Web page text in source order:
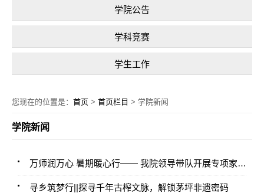
学院公告
学科竞赛
学生工作
您现在的位置是： 首页 > 首页栏目 > 学院新闻
学院新闻
万师润万心 暑期暖心行—— 我院领导带队开展专项家访暖心行动
寻乡筑梦行||探寻千年古榨文脉，解锁茅坪非遗密码